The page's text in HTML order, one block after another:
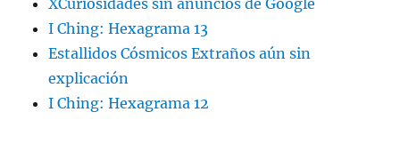
XCuriosidades sin anuncios de Google
I Ching: Hexagrama 13
Estallidos Cósmicos Extraños aún sin
explicación
I Ching: Hexagrama 12